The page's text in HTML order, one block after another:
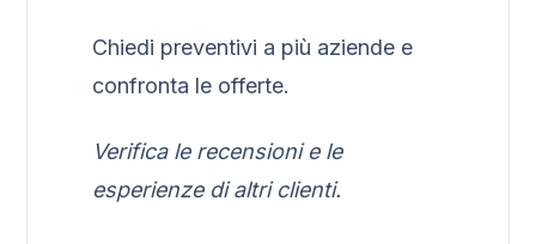
Chiedi preventivi a più aziende e
confronta le offerte.
Verifica le recensioni e le
esperienze di altri clienti.